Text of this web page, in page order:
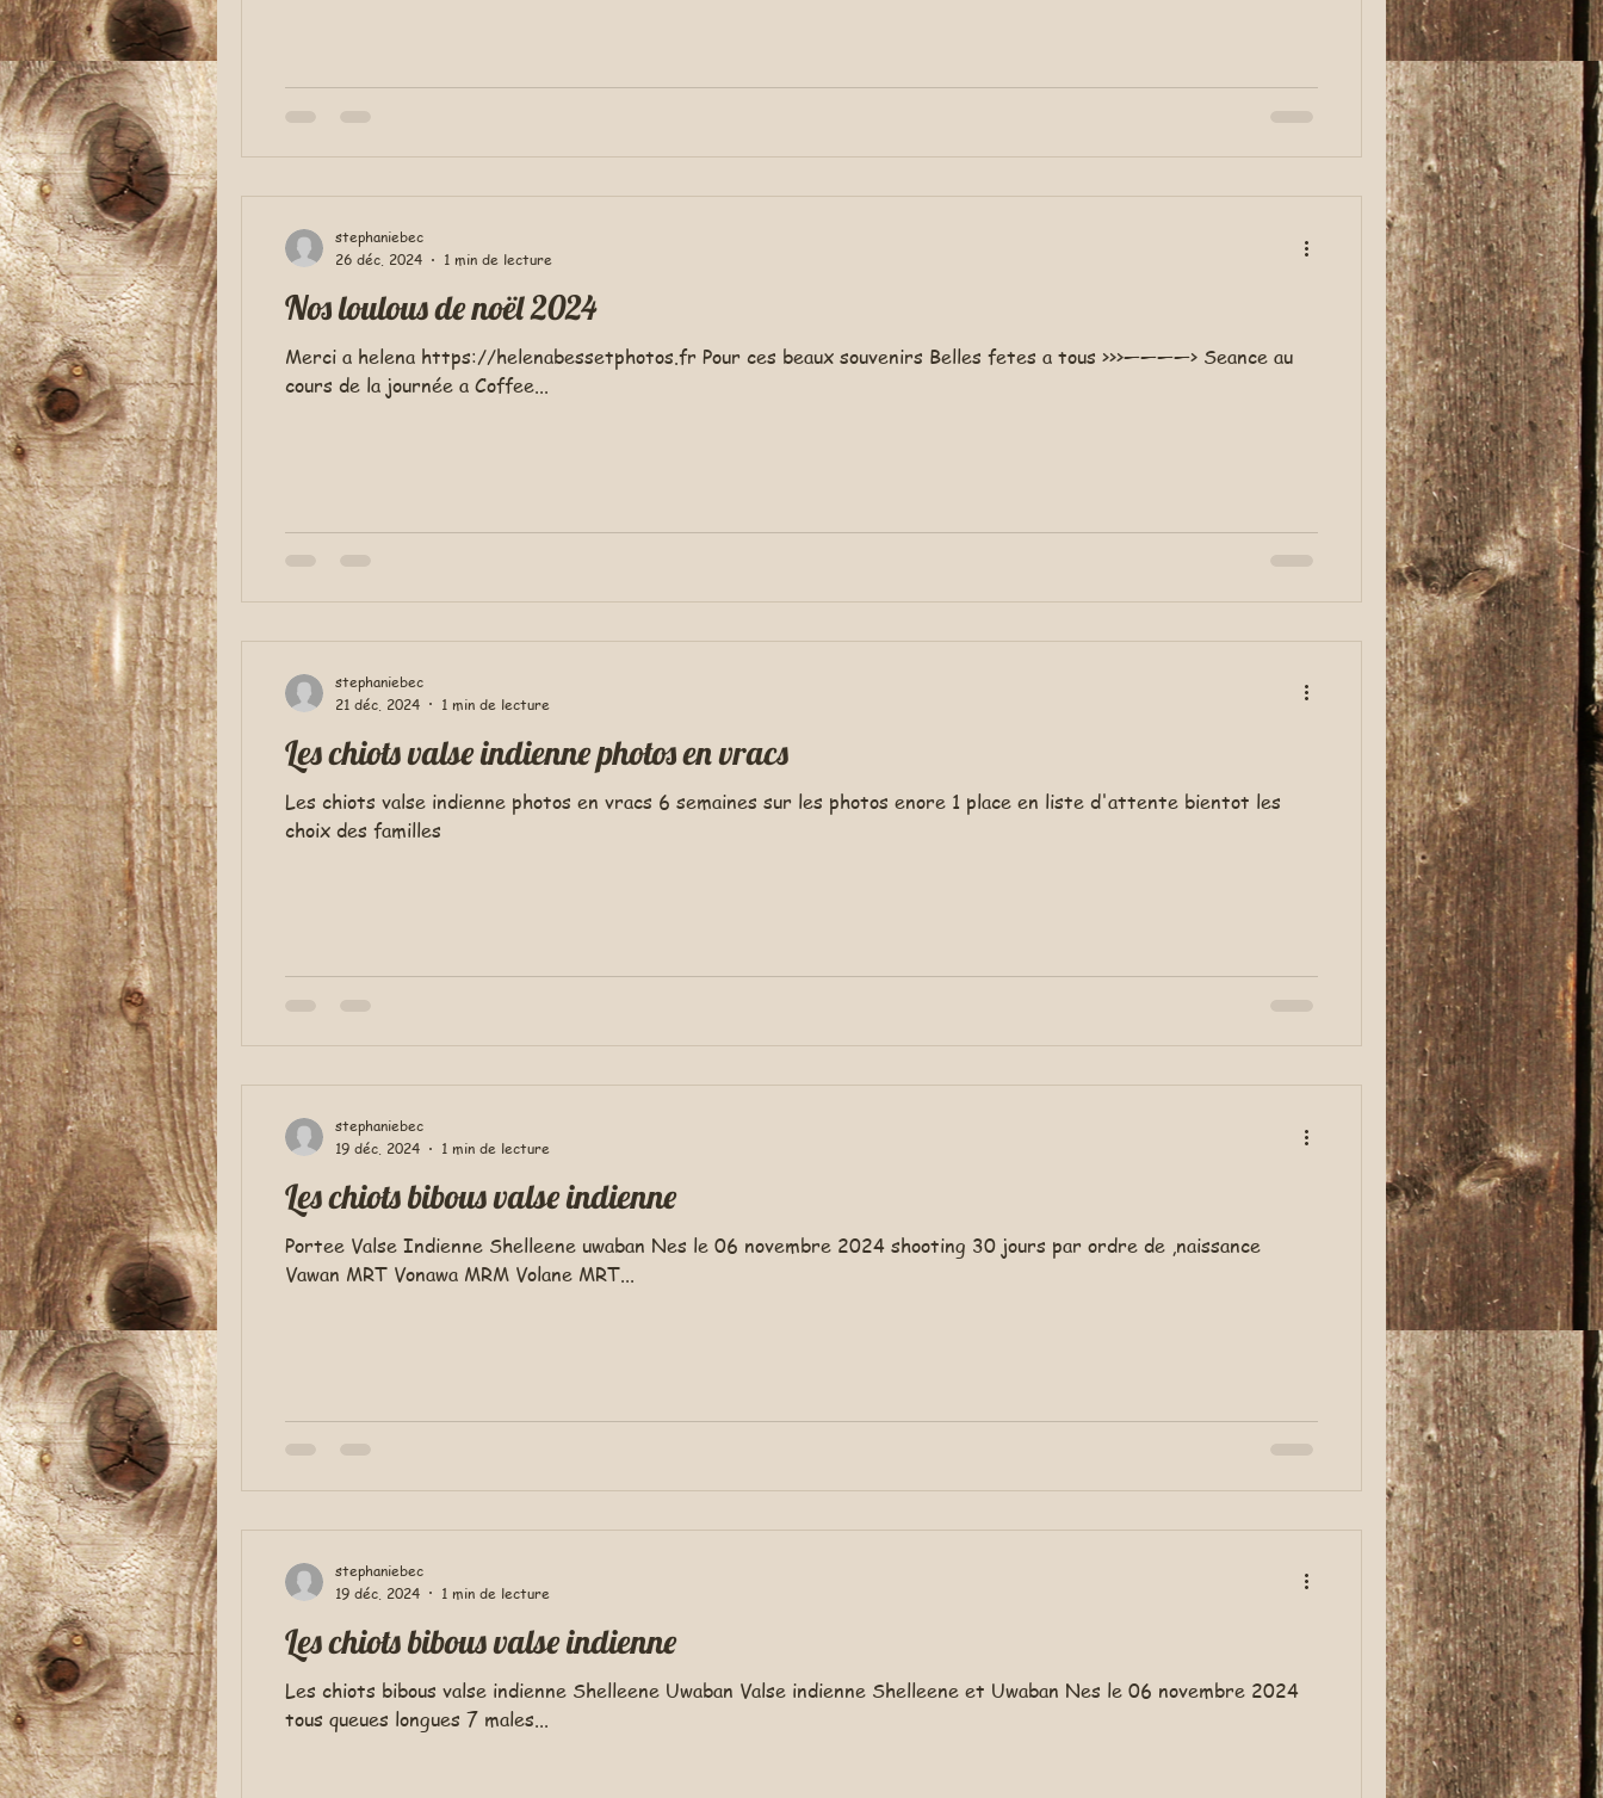
Nos loulous de noël 2024
Merci a helena https://helenabessetphotos.fr Pour ces beaux souvenirs Belles fetes a tous >>>————> Seance au
cours de la journée a Coffee...
stephaniebec
26 déc. 2024
1 min de lecture
Les chiots valse indienne photos en vracs
Les chiots valse indienne photos en vracs 6 semaines sur les photos enore 1 place en liste d'attente bientot les
choix des familles
stephaniebec
21 déc. 2024
1 min de lecture
Les chiots bibous valse indienne
Portee Valse Indienne Shelleene uwaban Nes le 06 novembre 2024 shooting 30 jours par ordre de ,naissance
Vawan MRT Vonawa MRM Volane MRT...
stephaniebec
19 déc. 2024
1 min de lecture
Les chiots bibous valse indienne
Les chiots bibous valse indienne Shelleene Uwaban Valse indienne Shelleene et Uwaban Nes le 06 novembre 2024
tous queues longues 7 males...
stephaniebec
19 déc. 2024
1 min de lecture